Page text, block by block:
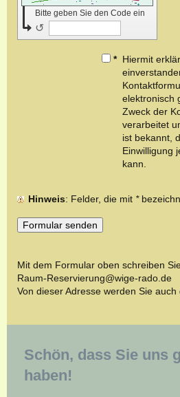
Bitte geben Sie den Code ein
↺
* Hiermit
elektronisch
Zweck der
verarbeitet
ist bekannt,
Einwilligung
kann.
Hinweis : Felder, die mit *
Mit dem Formular oben schreiben
Raum-Reservierung@wige-rado.de
Von dieser Adresse werden Sie
Schön, dass Sie uns
haben!